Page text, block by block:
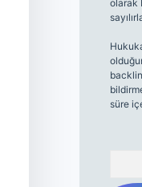
olarak
süre